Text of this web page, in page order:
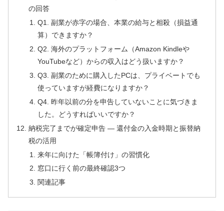
の回答
Q1. 副業が赤字の場合、本業の給与と相殺（損益通
算）できますか？
Q2. 海外のプラットフォーム（Amazon Kindleや
YouTubeなど）からの収入はどう扱いますか？
Q3. 副業のために購入したPCは、プライベートでも
使っていますが経費になりますか？
Q4. 昨年以前の分を申告していないことに気づきま
した。どうすればいいですか？
納税完了までが確定申告 — 還付金の入金時期と振替納
税の活用
来年に向けた「帳簿付け」の習慣化
窓口に行く前の最終確認3つ
関連記事